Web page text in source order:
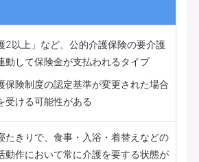
2以上」など、公的介護保険の要介護
動して保険金が支払われるタイプ
保険制度の認定基準が変更された場合
受ける可能性がある
たきりで、食事・入浴・着替えなどの
動作において常に介護を要する状態が